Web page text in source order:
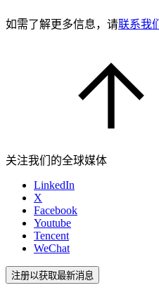
如需了解更多信息，请联系我们
关注我们的全球媒体
LinkedIn
X
Facebook
Youtube
Tencent
WeChat
注册以获取最新消息